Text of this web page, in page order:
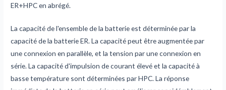
ER+HPC en abrégé.
La capacité de l'ensemble de la batterie est déterminée par la
capacité de la batterie ER. La capacité peut être augmentée par
une connexion en parallèle, et la tension par une connexion en
série. La capacité d'impulsion de courant élevé et la capacité à
basse température sont déterminées par HPC. La réponse